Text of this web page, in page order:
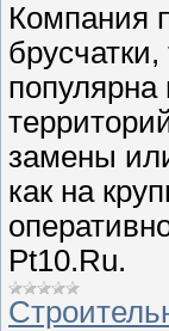
Компания
замены
как на
Pt10.Ru.